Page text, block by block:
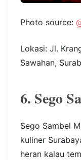
Photo source:
Lokasi: Jl.
Sawahan,
6. Sego
Sego Sambel
kuliner
heran kalau